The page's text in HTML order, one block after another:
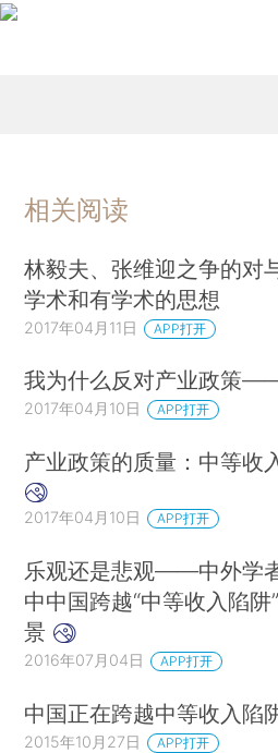
相关阅读
林毅夫、张维迎之争的对
学术和有学术的思想
2017年04月11日 APP打开
我为什么反对产业政策
2017年04月10日 APP打开
产业政策的质量：中等收
2017年04月10日 APP打开
乐观还是悲观——中外学
中中国跨越“中等收入陷阱
景
2016年07月04日 APP打开
中国正在跨越中等收入陷
2015年10月27日 APP打开